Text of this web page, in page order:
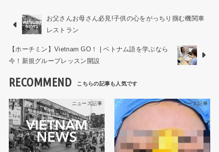
お父さんお母さん必見!子供の心をがっちり掴む機関車
レストラン
【ホーチミン】Vietnam GO！ | ベトナム語を学ぶなら
今！新規グループレッスン開設
RECOMMEND
ニュース記事 ニュース記事